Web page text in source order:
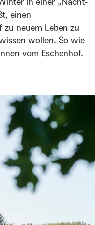
in einer „Nacht-
einen
neuem Leben zu
wollen. So wie
vom Eschenhof.